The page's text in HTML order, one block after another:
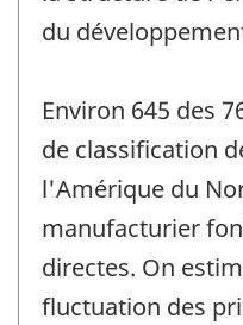
du
Environ 645 des
de classification
l'Amérique du
manufacturier
directes. On
fluctuation des